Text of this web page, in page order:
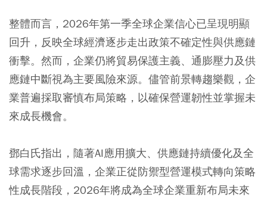
整體而言，2026年第一季全球企業信心已呈現明顯
回升，反映全球經濟逐步走出政策不確定性與供應鏈
衝擊。然而，企業仍將貿易保護主義、通膨壓力及供
應鏈中斷視為主要風險來源。儘管前景轉趨樂觀，企
業普遍採取審慎布局策略，以確保營運韌性並掌握未
來成長機會。
鄧白氏指出，隨著AI應用擴大、供應鏈持續優化及全
球需求逐步回溫，企業正從防禦型營運模式轉向策略
性成長階段，2026年將成為全球企業重新布局未來